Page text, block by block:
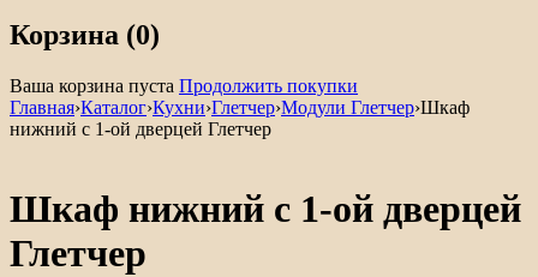
Корзина (0)
Ваша корзина пуста Продолжить покупки
Главная›Каталог›Кухни›Глетчер›Модули Глетчер›Шкаф
нижний с 1-ой дверцей Глетчер
Шкаф нижний с 1-ой дверцей
Глетчер